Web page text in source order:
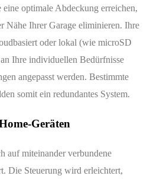
optimale Abdeckung erreichen,
Nähe Ihrer Garage eliminieren. Ihre
oder lokal (wie microSD
Ihre individuellen Bedürfnisse
angepasst werden. Bestimmte
somit ein redundantes System.
Geräten
auf miteinander verbundene
Die Steuerung wird erleichtert,